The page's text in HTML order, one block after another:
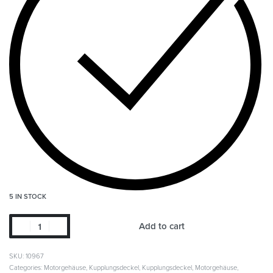
5 IN STOCK
Add to cart
SKU: 10967
Categories: Motorgehäuse, Kupplungsdeckel , Kupplungsdeckel , Motorgehäuse,